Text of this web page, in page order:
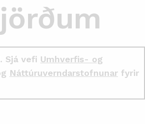
Sjá vefi Umhverfis- og
Náttúruverndarstofnunar fyrir